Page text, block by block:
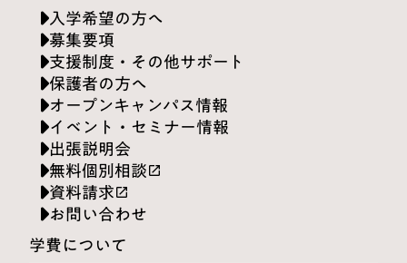
入学希望の方へ
募集要項
支援制度・その他サポート
保護者の方へ
オープンキャンパス情報
イベント・セミナー情報
出張説明会
無料個別相談launch
資料請求launch
お問い合わせ
学費について